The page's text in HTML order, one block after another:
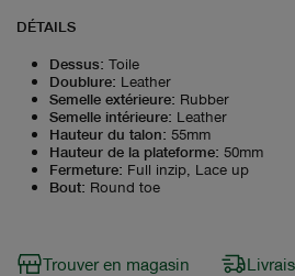
DÉTAILS
Dessus: Toile
Doublure: Leather
Semelle extérieure: Rubber
Semelle intérieure: Leather
Hauteur du talon: 55mm
Hauteur de la plateforme: 50mm
Fermeture: Full inzip, Lace up
Bout: Round toe
Trouver en magasin